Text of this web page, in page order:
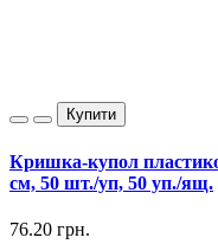
Купити
Кришка-купол
см, 50 шт./уп, 50 уп./ящ.
76.20 грн.